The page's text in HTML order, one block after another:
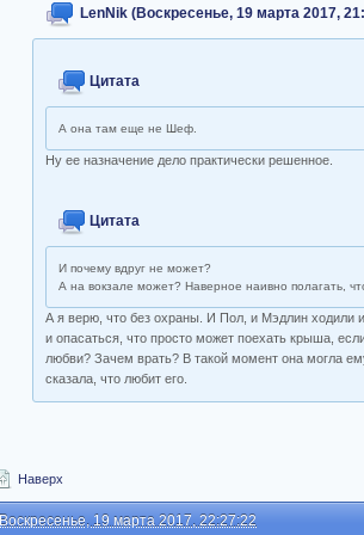
LenNik (Воскресенье, 19 марта 2017,
Цитата
А она там еще не Шеф.
Ну ее назначение дело практически решенное.
Цитата
И почему вдруг не может?
А на вокзале может? Наверное наивно полагать,
А я верю, что без охраны. И Пол, и Мэдлин ходили
и опасаться, что просто может поехать крыша,
любви? Зачем врать? В такой момент она могла
сказала, что любит его.
Наверх
Воскресенье, 19 марта 2017, 22:27:22